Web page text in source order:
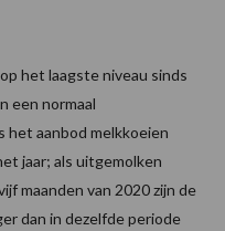
het laagste niveau sinds
een normaal
het aanbod melkkoeien
jaar; als uitgemolken
maanden van 2020 zijn de
dan in dezelfde periode